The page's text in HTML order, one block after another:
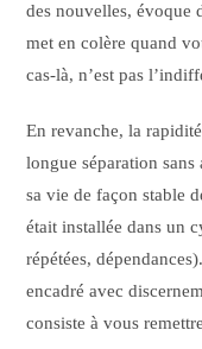
des nouvelles, évoque
met en colère quand
cas-là, n’est pas
En revanche, la
longue séparation
sa vie de façon stable
était installée dans un
répétées,
encadré avec
consiste à vous